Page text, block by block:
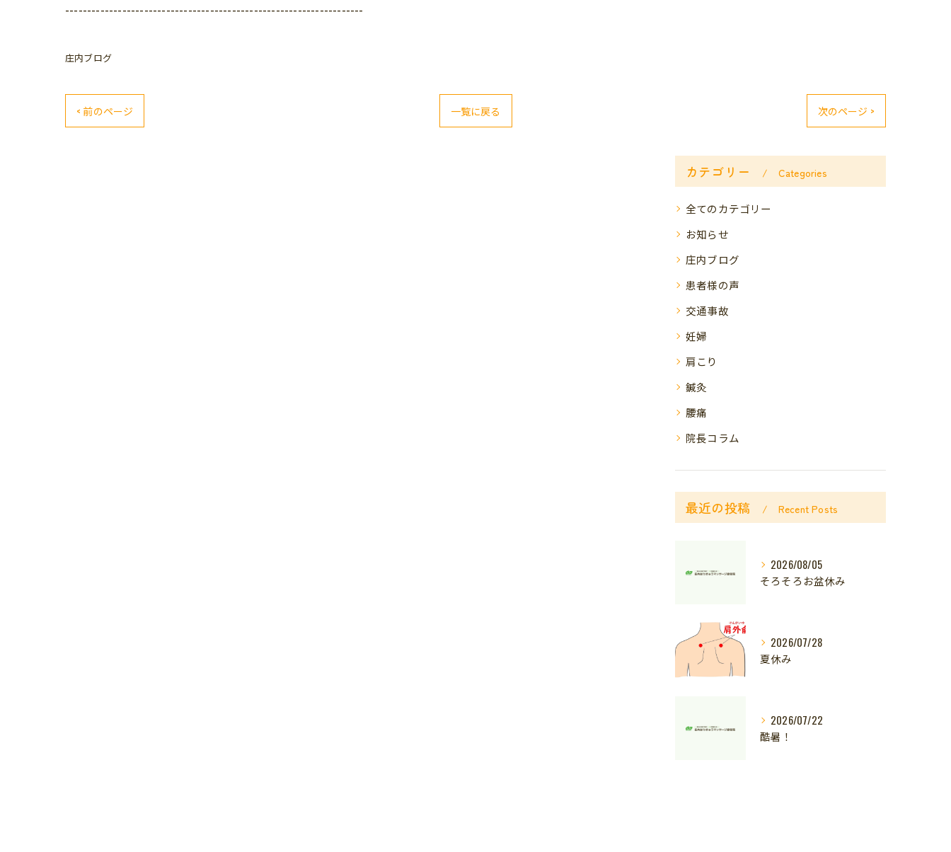
--------------------------------------------------------------------
庄内ブログ
< 前のページ 一覧に戻る 次のページ >
カテゴリー Categories
全てのカテゴリー
お知らせ
庄内ブログ
患者様の声
交通事故
妊婦
肩こり
鍼灸
腰痛
院長コラム
最近の投稿 Recent Posts
2026/08/05
そろそろお盆休み
2026/07/28
夏休み
2026/07/22
酷暑！